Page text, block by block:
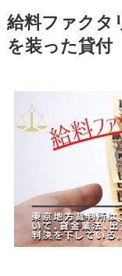
給料ファクタ
を装った貸付